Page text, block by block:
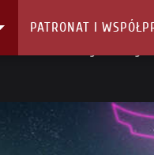
PATRONAT I